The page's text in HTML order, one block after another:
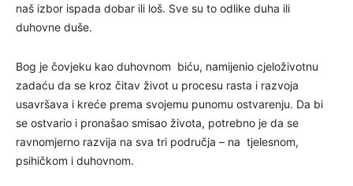
naš izbor ispada dobar ili loš. Sve su to odlike duha ili
duhovne duše.
Bog je čovjeku kao duhovnom biću, namijenio cjeloživotnu
zadaću da se kroz čitav život u procesu rasta i razvoja
usavršava i kreće prema svojemu punomu ostvarenju. Da bi
se ostvario i pronašao smisao života, potrebno je da se
ravnomjerno razvija na sva tri područja – na tjelesnom,
psihičkom i duhovnom.